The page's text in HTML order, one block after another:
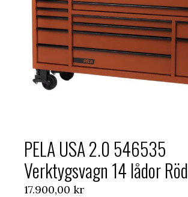
PELA USA 2.0 546535
Verktygsvagn 14 lådor Röd
17.900,00 kr